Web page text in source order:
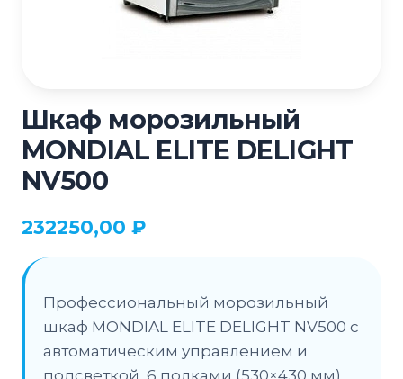
Шкаф морозильный
MONDIAL ELITE DELIGHT
NV500
232250,00 ₽
Профессиональный морозильный
шкаф MONDIAL ELITE DELIGHT NV500 с
автоматическим управлением и
подсветкой, 6 полками (530×430 мм)